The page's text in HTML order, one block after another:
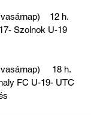
12 h.
Szolnok U-19
18 h.
FC U-19- UTC